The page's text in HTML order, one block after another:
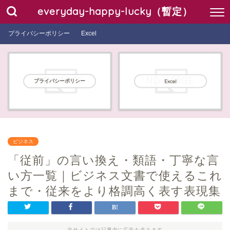
everyday-happy-lucky（暫定）
プライバシーポリシー Excel
プライバシーポリシー Excel
ビジネス
「従前」の言い換え・類語・丁寧な言
い方一覧｜ビジネス文書で使えるこれ
まで・従来をより格調高く表す表現集